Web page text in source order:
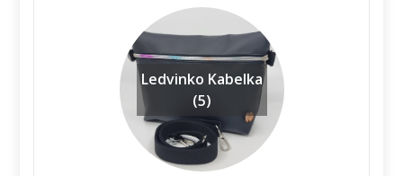
Ledvinko Kabelka
(5)